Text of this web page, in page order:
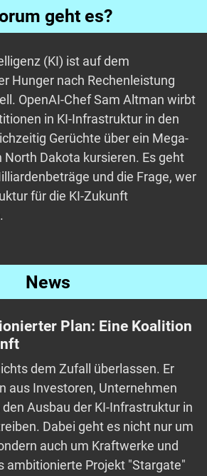
geht es?
(KI) ist auf dem
Hunger nach Rechenleistung
OpenAI-Chef Sam Altman wirbt
in KI-Infrastruktur in den
Gerüchte über ein Mega-
North Dakota kursieren. Es geht
und die Frage, wer
für die KI-Zukunft
News
Plan: Eine Koalition
dem Zufall überlassen. Er
aus Investoren, Unternehmen
Ausbau der KI-Infrastruktur in
Dabei geht es nicht nur um
auch um Kraftwerke und
ambitionierte Projekt "Stargate"